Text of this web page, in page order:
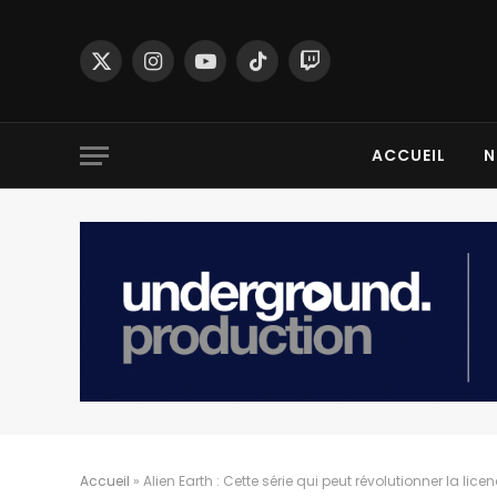
X
InstagramYouTubeTikTokTwitch
ACCUEIL
Accueil » Alien Earth : Cette série qui peut révolutionner la